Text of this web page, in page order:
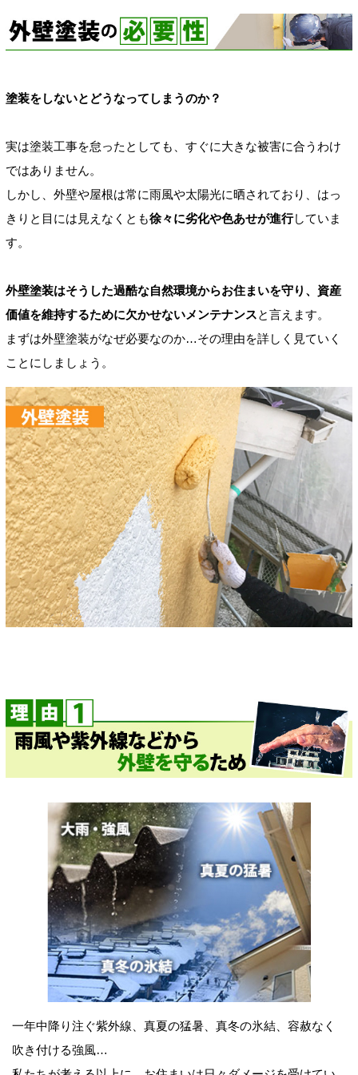
塗装をしないとどうなってしまうのか？
実は塗装工事を怠ったとしても、すぐに大きな被害に合うわけ
ではありません。
しかし、外壁や屋根は常に雨風や太陽光に晒されており、はっ
きりと目には見えなくとも徐々に劣化や色あせが進行していま
す。
外壁塗装はそうした過酷な自然環境からお住まいを守り、資産
価値を維持するために欠かせないメンテナンスと言えます。
まずは外壁塗装がなぜ必要なのか…その理由を詳しく見ていく
ことにしましょう。
一年中降り注ぐ紫外線、真夏の猛暑、真冬の氷結、容赦なく
吹き付ける強風…